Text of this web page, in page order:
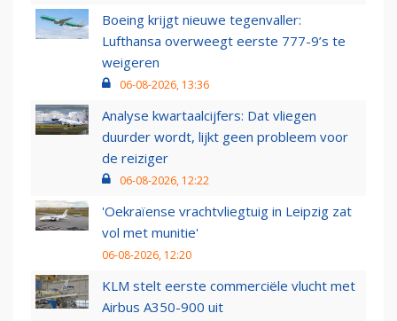
Boeing krijgt nieuwe tegenvaller:
Lufthansa overweegt eerste 777-9’s te
weigeren
06-08-2026, 13:36
Analyse kwartaalcijfers: Dat vliegen
duurder wordt, lijkt geen probleem voor
de reiziger
06-08-2026, 12:22
'Oekraïense vrachtvliegtuig in Leipzig zat
vol met munitie'
06-08-2026, 12:20
KLM stelt eerste commerciële vlucht met
Airbus A350-900 uit